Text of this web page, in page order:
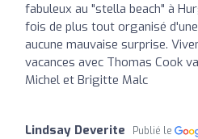
fabuleux au "stella beach" à
fois de plus tout organisé
aucune mauvaise surprise.
vacances avec Thomas Cook
Michel et Brigitte Malc
Lindsay Deverite Publié le